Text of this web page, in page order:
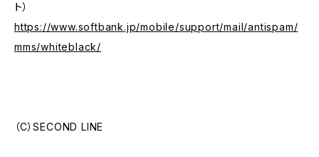
ト）
https://www.softbank.jp/mobile/support/mail/antispam/
mms/whiteblack/
（C）SECOND LINE